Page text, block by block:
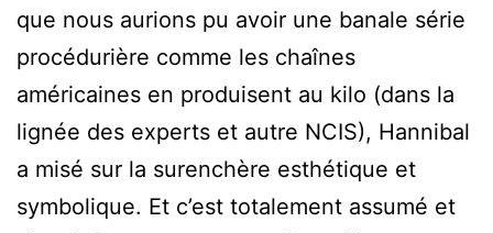
que nous aurions pu avoir une banale série
procédurière comme les chaînes
américaines en produisent au kilo (dans la
lignée des experts et autre NCIS), Hannibal
a misé sur la surenchère esthétique et
symbolique. Et c’est totalement assumé et